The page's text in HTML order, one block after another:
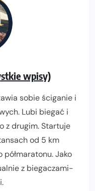
wpisy)
sobie ściganie i
Lubi biegać i
z drugim. Startuje
od 5 km
Jako
z biegaczami-